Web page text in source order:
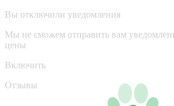
Вы отключили уведомления
Мы не сможем отправить вам
цены
Включить
Отзывы